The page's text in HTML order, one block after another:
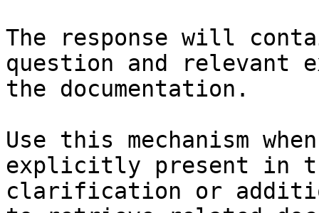
The response will
question and relevant
the documentation.
Use this mechanism
explicitly present in
clarification or